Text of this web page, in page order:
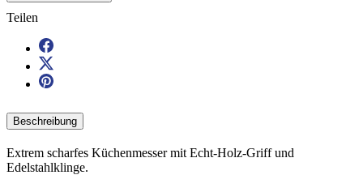
Teilen
Beschreibung
Extrem scharfes Küchenmesser mit Echt-Holz-Griff und
Edelstahlklinge.